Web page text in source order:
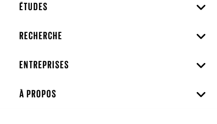
ÉTUDES
RECHERCHE
ENTREPRISES
À PROPOS